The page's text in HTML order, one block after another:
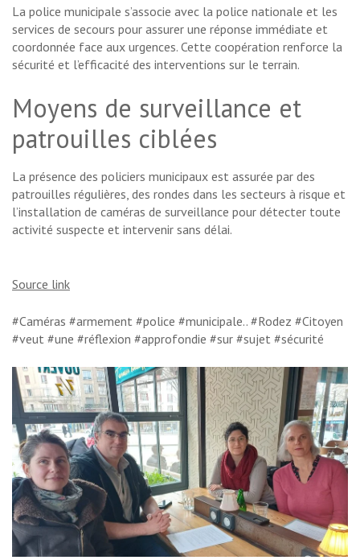
La police municipale s’associe avec la police nationale et les
services de secours pour assurer une réponse immédiate et
coordonnée face aux urgences. Cette coopération renforce la
sécurité et l’efficacité des interventions sur le terrain.
Moyens de surveillance et
patrouilles ciblées
La présence des policiers municipaux est assurée par des
patrouilles régulières, des rondes dans les secteurs à risque et
l’installation de caméras de surveillance pour détecter toute
activité suspecte et intervenir sans délai.
Source link
#Caméras #armement #police #municipale.. #Rodez #Citoyen
#veut #une #réflexion #approfondie #sur #sujet #sécurité